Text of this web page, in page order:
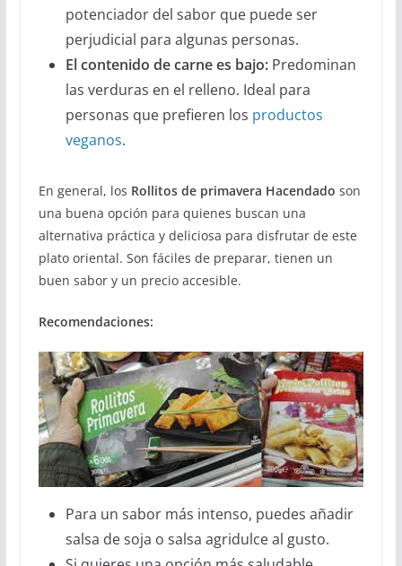
potenciador del sabor que puede ser
perjudicial para algunas personas.
El contenido de carne es bajo:Predominan
las verduras en el relleno. Ideal para
personas que prefieren los productos
veganos.
En general, los Rollitos de primavera Hacendado son
una buena opción para quienes buscan una
alternativa práctica y deliciosa para disfrutar de este
plato oriental. Son fáciles de preparar, tienen un
buen sabor y un precio accesible.
Recomendaciones:
Para un sabor más intenso, puedes añadir
salsa de soja o salsa agridulce al gusto.